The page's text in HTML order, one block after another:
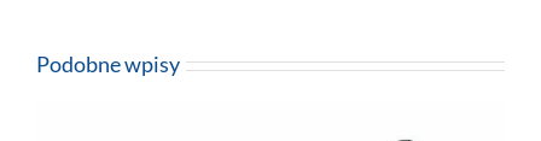
Podobne wpisy